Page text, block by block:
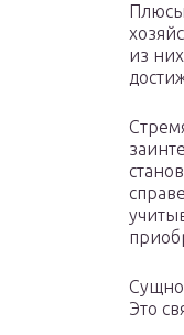
из
Это